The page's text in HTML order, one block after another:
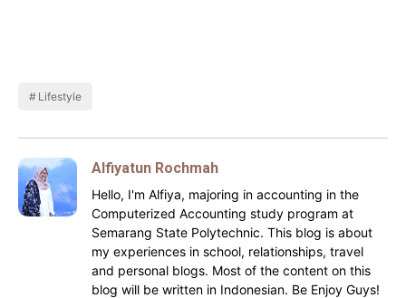
Lifestyle
Alfiyatun Rochmah
Hello, I'm Alfiya, majoring in accounting in the
Computerized Accounting study program at
Semarang State Polytechnic. This blog is about
my experiences in school, relationships, travel
and personal blogs. Most of the content on this
blog will be written in Indonesian. Be Enjoy Guys!